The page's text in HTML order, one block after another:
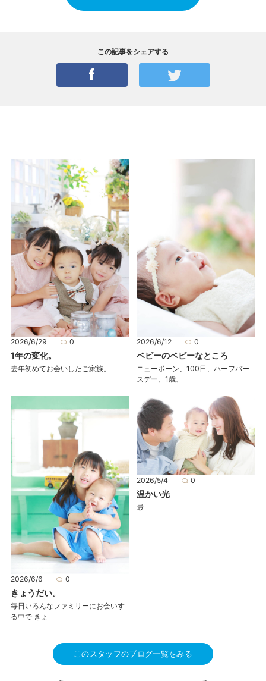
この記事をシェアする
2026/6/29 0
1年の変化。
去年初めてお会いしたご家族。
2026/6/12 0
ベビーのベビーなところ
ニューボーン、100日、ハーフバー
スデー、1歳、
2026/6/6 0
きょうだい。
毎日いろんなファミリーにお会いす
る中で きょ
2026/5/4 0
温かい光
最
このスタッフのブログ一覧をみる